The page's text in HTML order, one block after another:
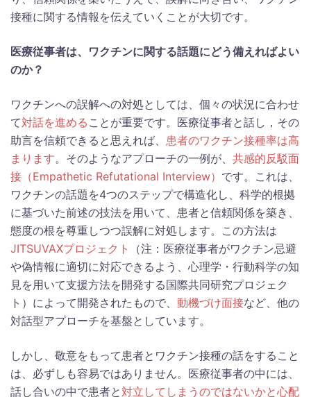
接種に関する情報を伝えていくことが大切です。
医療従事者は、ワクチンに関する話題にどう備えればよい
のか？
ワクチンへの誤解への対処としては、個々の状況に合わせ
て対話を進める ことが重要です。医療従事者と話し，その
助言を信頼できると思えれば、 患者のワクチン接種率は高
まります。そのようなアプローチの一例が、 共感的反駁面
接（Empathetic Refutational Interview） です。これは、
ワクチンの話題を4つのステップで構造化し、科学的根拠
に基づいた前述の技法を用いて、患者と信頼関係を築き、
態度の根を尊重しつつ誤解に対処します。この方法は
JITSUVAXプロジェクト
（注：医療従事者がワクチン忌避
や偽情報に適切に対応できるよう、心理学・行動科学の知
見を用いて支援方法を開発する国際共同研究プロジェク
ト）によって開発されたもので、 動機づけ面接など、他の
対話型アプローチを基盤としています。
しかし、敬意をもって患者とワクチン接種の話をすること
は、必ずしも容易ではありません。医療従事者の中には、
話し合いの中で患者と 対立してしまうのではないかと心配